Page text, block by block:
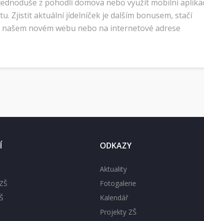
z pohodlí domova nebo využít mobilní
Zjistit aktuální jídelníček je dalším bonusem, stačí
novém webu nebo na internetové adrese
ODKAZY
Aktuality
Fotogalerie
Kalendář
Projekty ZŠ